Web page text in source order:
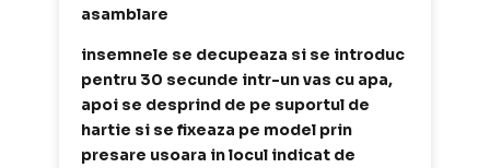
asamblare
insemnele se decupeaza si se introduc
pentru 30 secunde intr-un vas cu apa,
apoi se desprind de pe suportul de
hartie si se fixeaza pe model prin
presare usoara in locul indicat de